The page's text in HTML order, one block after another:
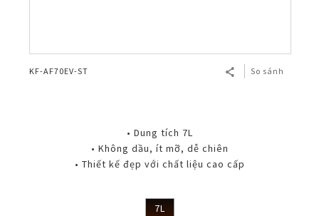
KF-AF70EV-ST So sánh
• Dung tích 7L
• Không dầu, ít mỡ, dễ chiên
• Thiết kế đẹp với chất liệu cao cấp
7L